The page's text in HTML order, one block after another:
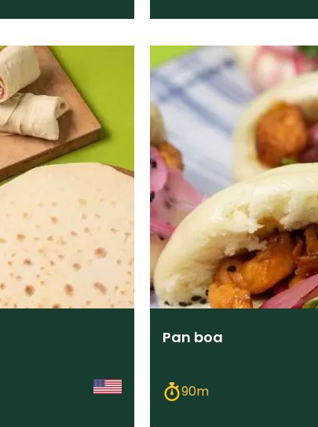
Pan boa
90m